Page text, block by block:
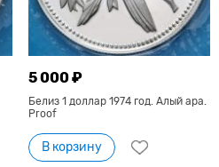
5 000 ₽
Белиз 1 доллар 1974 год. Алый ара.
Proof
В корзину